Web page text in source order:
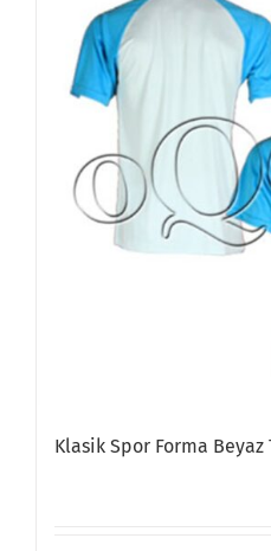
Klasik Spor Forma Beyaz